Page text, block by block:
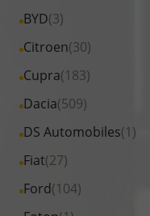
Fahrzeuge
Audi
anzeigen
BYD(3)
Alle
Fahrzeuge
BYD
anzeigen
Citroen(30)
Alle
Fahrzeuge
Citroen
anzeigen
Cupra(183)
Alle
Fahrzeuge
Cupra
anzeigen
Dacia(509)
Alle
Fahrzeuge
Dacia
anzeigen
DS Automobiles(1)
Alle
Fahrzeuge
DS
Fiat(27)
Alle
Fahrzeuge
Ford(104)
Alle
Fahrzeuge